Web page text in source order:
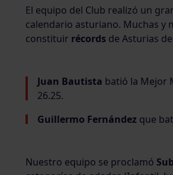
El equipo del Club realizó un
calendario asturiano. Muchas y
constituir récords de Asturias
Juan Bautista batió la Mejor
26.25.
Guillermo Fernández que
Nuestro equipo se proclamó